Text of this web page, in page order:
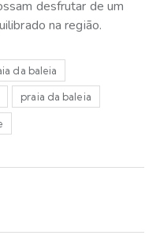
desfrutar de um
na região.
da baleia
praia da baleia